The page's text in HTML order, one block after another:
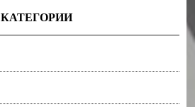
КАТЕГОРИИ